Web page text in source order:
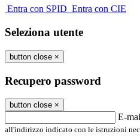
Entra con SPID Entra con CIE
Seleziona utente
button close ×
Recupero password
button close ×
E-
all'indirizzo indicato con le istruzioni